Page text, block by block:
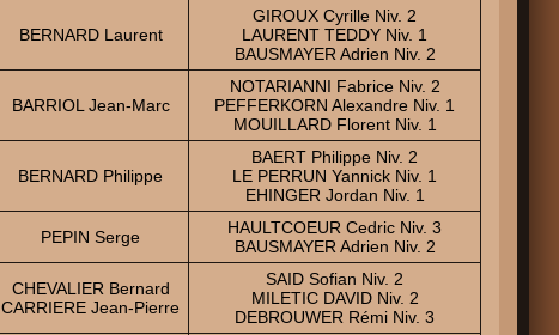
BERNARD Laurent
GIROUX Cyrille Niv. 2
LAURENT TEDDY Niv. 1
BAUSMAYER Adrien Niv. 2
BARRIOL Jean-Marc
NOTARIANNI Fabrice Niv. 2
PEFFERKORN Alexandre Niv. 1
MOUILLARD Florent Niv. 1
BERNARD Philippe
BAERT Philippe Niv. 2
LE PERRUN Yannick Niv. 1
EHINGER Jordan Niv. 1
PEPIN Serge
HAULTCOEUR Cedric Niv. 3
BAUSMAYER Adrien Niv. 2
CHEVALIER Bernard
CARRIERE Jean-Pierre
SAID Sofian Niv. 2
MILETIC DAVID Niv. 2
DEBROUWER Rémi Niv. 3